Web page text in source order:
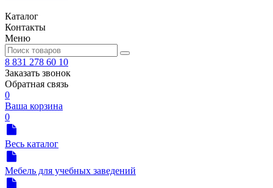
Каталог
Контакты
Меню
8 831 278 60 10
Заказать звонок
Обратная связь
0
Ваша корзина
0
Весь каталог
Мебель для учебных заведений